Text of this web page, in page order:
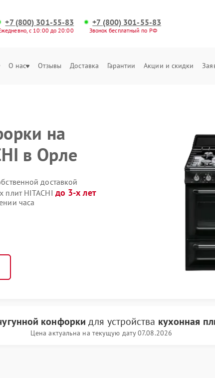
+7 (800) 301-55-83
с 10:00 до 20:00
+7 (800) 301-55-83
Звонок бесплатный по РФ
О нас Отзывы Доставка Гарантии Акции и скидки
на
в Орле
доставкой
плит HITACHI до 3-х лет
часа
конфорки для устройства кухонная
Цена актуальна на текущую дату 07.08.2026